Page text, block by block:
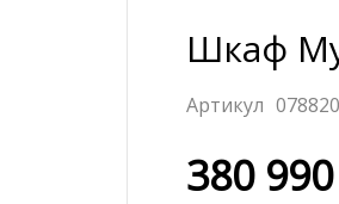
Шкаф
078820
380